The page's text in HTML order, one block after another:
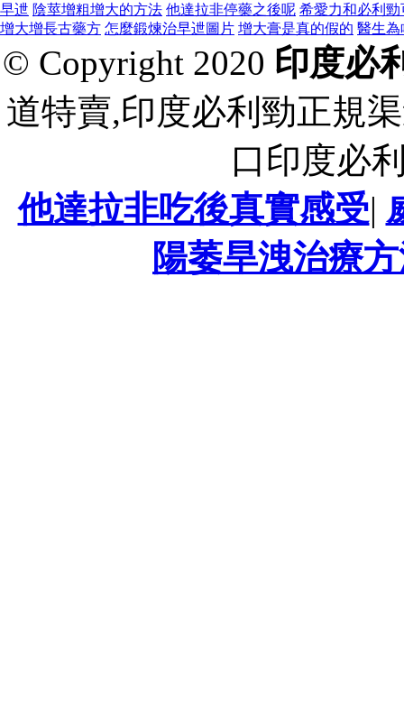
早迣 陰莖增粗增大的方法 他達拉非停藥之後呢 希愛力和必利
增大增長古藥方 怎麼鍛煉治早迣圖片 增大膏是真的假的 醫生為
© Copyright 2020 印度必
道特賣,印度必利勁正規
口印度必
他達拉非吃後真實感受|
陽萎旱洩治療